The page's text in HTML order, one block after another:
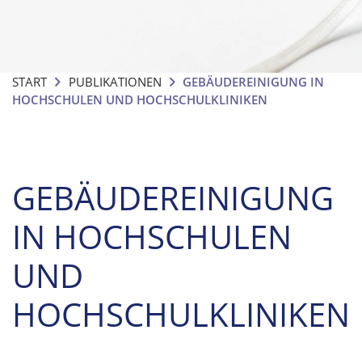
START PUBLIKATIONEN
GEBÄUDEREINIGUNG IN
HOCHSCHULEN UND HOCHSCHULKLINIKEN
GEBÄUDEREINIGUNG
IN HOCHSCHULEN
UND
HOCHSCHULKLINIKEN